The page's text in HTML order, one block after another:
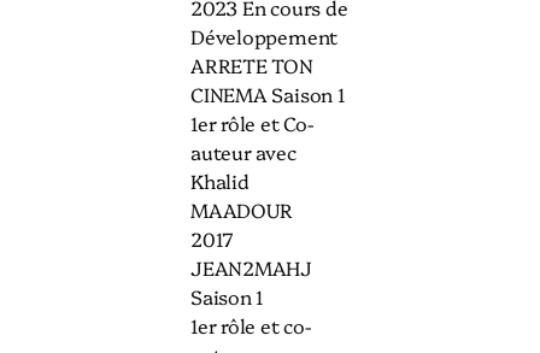
2023 En cours de
Développement
ARRETE TON
CINEMA Saison 1
1er rôle et Co-
auteur avec
Khalid
MAADOUR
2017
JEAN2MAHJ
Saison 1
1er rôle et co-